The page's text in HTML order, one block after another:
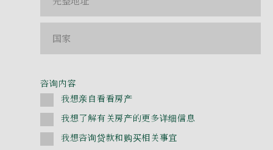
咨询内容
我想亲自看看房产
我想了解有关房产的更多详细信息
我想咨询贷款和购买相关事宜